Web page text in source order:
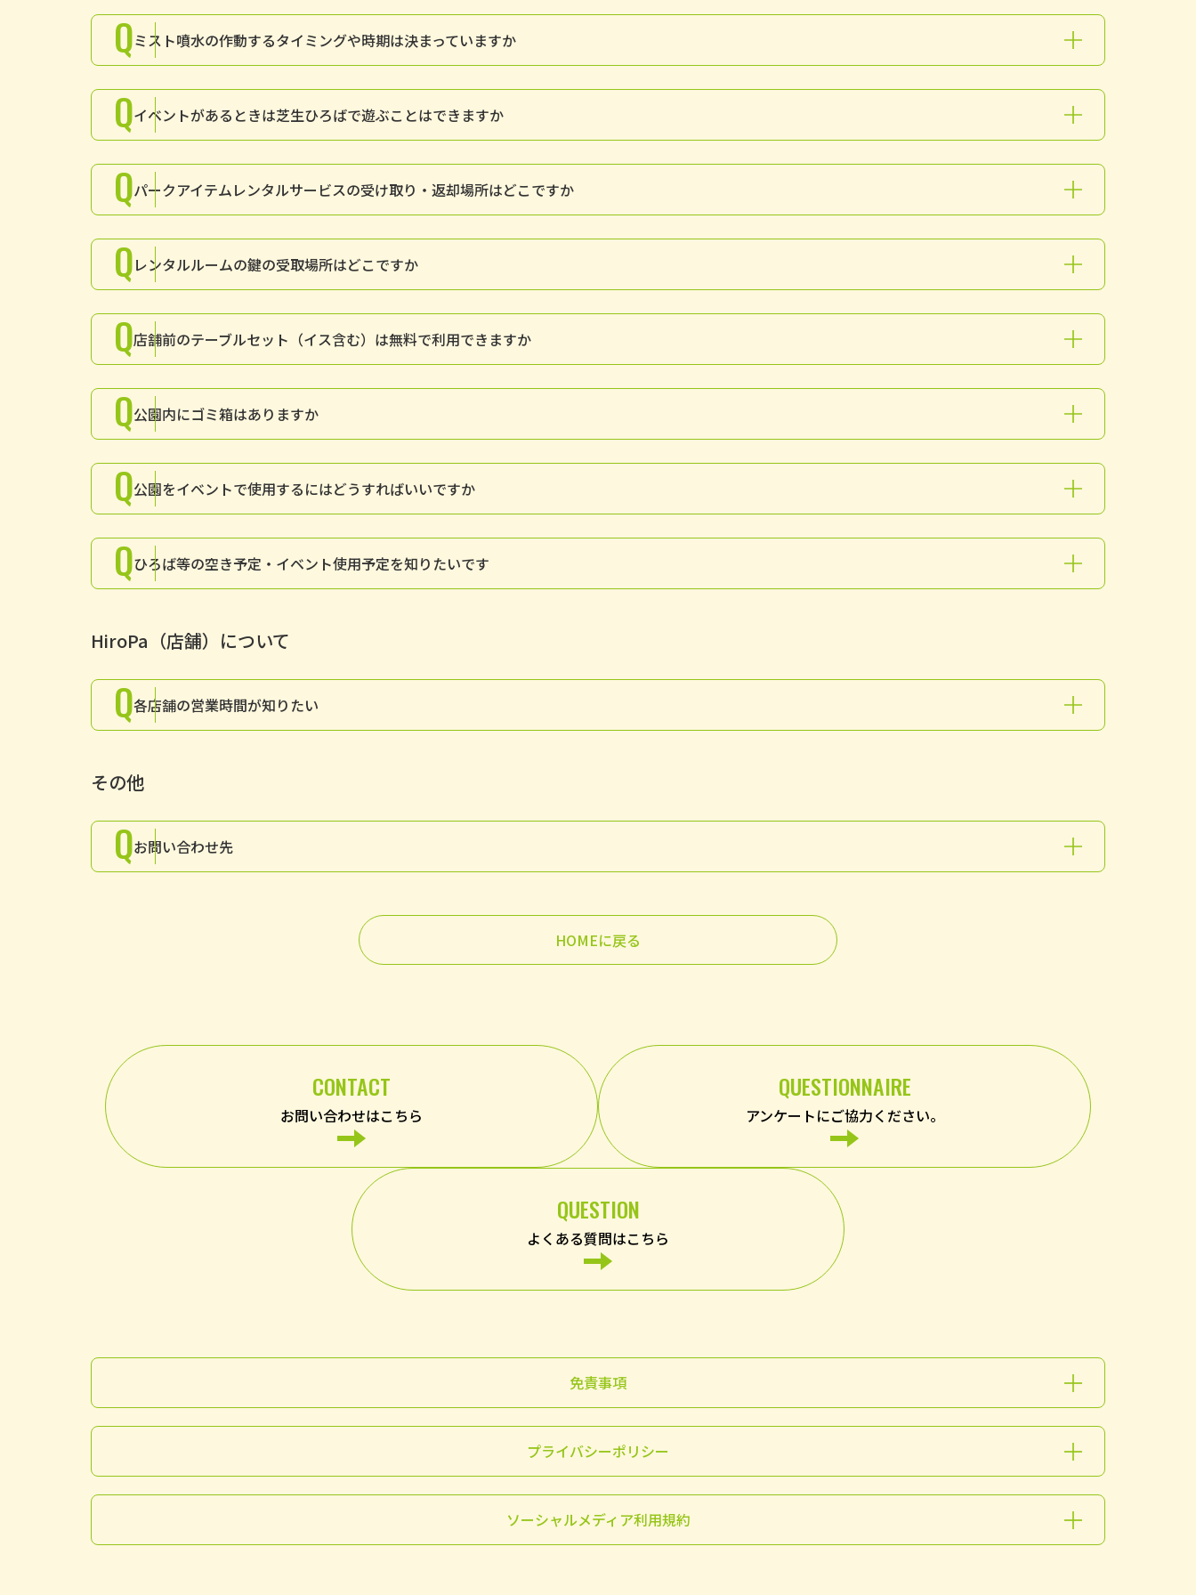
Qミスト噴水の作動するタイミングや時期は決まっていますか
Qイベントがあるときは芝生ひろばで遊ぶことはできますか
Qパークアイテムレンタルサービスの受け取り・返却場所はどこですか
Qレンタルルームの鍵の受取場所はどこですか
Q店舗前のテーブルセット（イス含む）は無料で利用できますか
Q公園内にゴミ箱はありますか
Q公園をイベントで使用するにはどうすればいいですか
Qひろば等の空き予定・イベント使用予定を知りたいです
HiroPa（店舗）について
Q各店舗の営業時間が知りたい
その他
Qお問い合わせ先
HOMEに戻る
CONTACT
お問い合わせはこちら
QUESTIONNAIRE
アンケートにご協力ください。
QUESTION
よくある質問はこちら
免責事項
プライバシーポリシー
ソーシャルメディア利用規約